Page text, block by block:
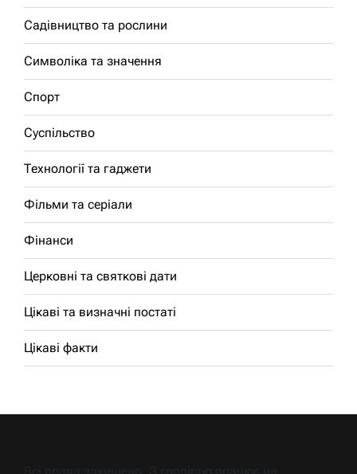
Садівництво та рослини
Символіка та значення
Спорт
Суспільство
Технології та гаджети
Фільми та серіали
Фінанси
Церковні та святкові дати
Цікаві та визначні постаті
Цікаві факти